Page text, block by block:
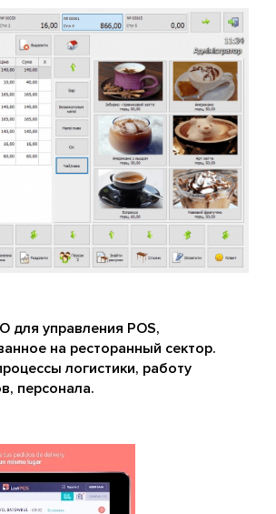
для управления POS,
на ресторанный сектор.
логистики, работу
персонала.